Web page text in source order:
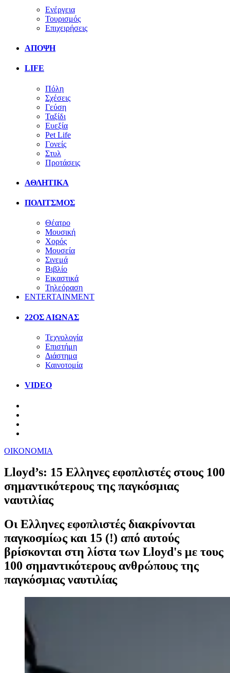
Ενέργεια
Τουρισμός
Επιχειρήσεις
ΑΠΟΨΗ
LIFE
Πόλη
Σχέσεις
Γεύση
Ταξίδι
Ευεξία
Pet Life
Γονείς
Στυλ
Προτάσεις
ΑΘΛΗΤΙΚΑ
ΠΟΛΙΤΣΜΟΣ
Θέατρο
Μουσική
Χορός
Μουσεία
Σινεμά
Βιβλίο
Εικαστικά
Τηλεόραση
ENTERTAINMENT
22ΟΣ ΑΙΩΝΑΣ
Τεχνολογία
Επιστήμη
Διάστημα
Καινοτομία
VIDEO
ΟΙΚΟΝΟΜΙΑ
Lloyd’s: 15 Ελληνες εφοπλιστές στους 100
σημαντικότερους της παγκόσμιας
ναυτιλίας
Οι Ελληνες εφοπλιστές διακρίνονται
παγκοσμίως και 15 (!) από αυτούς
βρίσκονται στη λίστα των Lloyd's με τους
100 σημαντικότερους ανθρώπους της
παγκόσμιας ναυτιλίας